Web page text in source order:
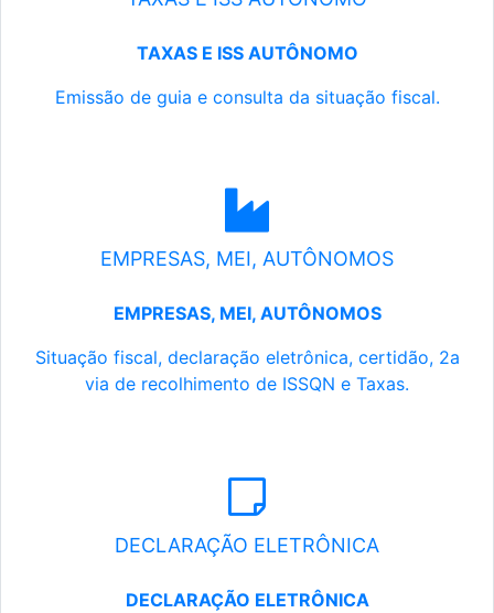
TAXAS E ISS AUTÔNOMO
Emissão de guia e consulta da situação fiscal.
EMPRESAS, MEI, AUTÔNOMOS
EMPRESAS, MEI, AUTÔNOMOS
Situação fiscal, declaração eletrônica, certidão, 2a
via de recolhimento de ISSQN e Taxas.
DECLARAÇÃO ELETRÔNICA
DECLARAÇÃO ELETRÔNICA